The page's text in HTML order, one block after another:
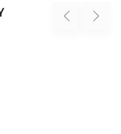
Previous Next